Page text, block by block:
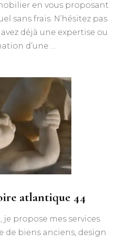
en vous proposant
sans frais. N’hésitez pas
déjà une expertise ou
d’une …
atlantique 44
propose mes services
de biens anciens, design